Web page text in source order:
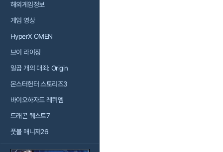
해외게임정보
게임 영상
HyperX OMEN
브이 라이징
일곱 개의 대죄: Origin
몬스터헌터 스토리즈3
바이오하자드 레퀴엠
드래곤 퀘스트7
풋볼 매니저26